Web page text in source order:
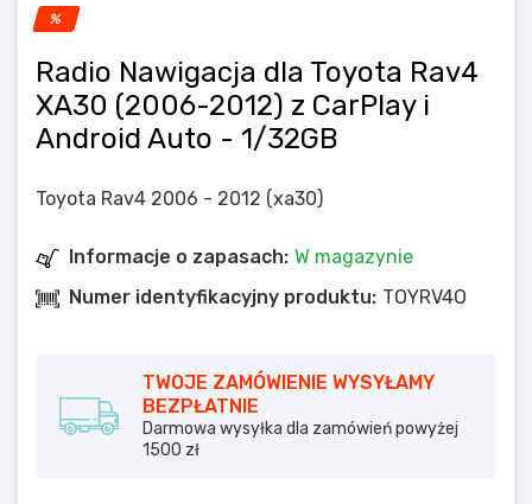
%
Radio Nawigacja dla Toyota Rav4
XA30 (2006-2012) z CarPlay i
Android Auto - 1/32GB
Toyota Rav4 2006 - 2012 (xa30)
Informacje o zapasach: W magazynie
Numer identyfikacyjny produktu: TOYRV4O
TWOJE ZAMÓWIENIE WYSYŁAMY
BEZPŁATNIE
Darmowa wysyłka dla zamówień powyżej
1500 zł